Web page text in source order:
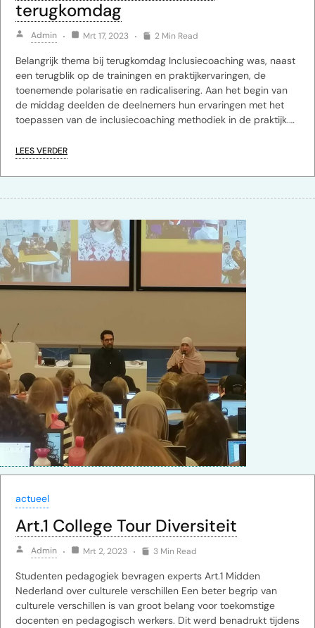
terugkomdag
Admin Mrt 17, 2023 2 Min Read
Belangrijk thema bij terugkomdag Inclusiecoaching was, naast
een terugblik op de trainingen en praktijkervaringen, de
toenemende polarisatie en radicalisering. Aan het begin van
de middag deelden de deelnemers hun ervaringen met het
toepassen van de inclusiecoaching methodiek in de praktijk.…
LEES VERDER
actueel
Art.1 College Tour Diversiteit
Admin Mrt 2, 2023 3 Min Read
Studenten pedagogiek bevragen experts Art.1 Midden
Nederland over culturele verschillen Een beter begrip van
culturele verschillen is van groot belang voor toekomstige
docenten en pedagogisch werkers. Dit werd benadrukt tijdens